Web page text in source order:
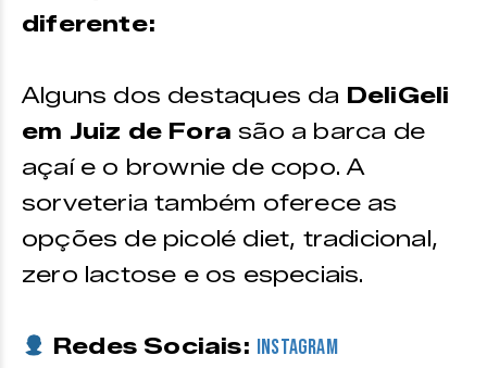
diferente:
Alguns dos destaques da DeliGeli
em Juiz de Fora são a barca de
açaí e o brownie de copo. A
sorveteria também oferece as
opções de picolé diet, tradicional,
zero lactose e os especiais.
Redes Sociais: Instagram